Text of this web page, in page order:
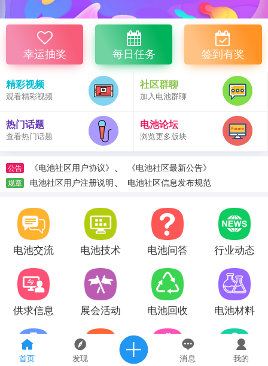
首页 发现 消息 我的
幸运抽奖 每日任务 签到有奖
精彩视频
观看精彩视频
社区群聊
加入电池群聊
热门话题
查看热门话题
电池论坛
浏览更多版块
公告 《电池社区用户协议》 、 《电池社区最新公告》
规章 电池社区用户注册说明、 电池社区信息发布规范
电池交流 电池技术 电池问答 行业动态
供求信息 展会活动 电池回收 电池材料